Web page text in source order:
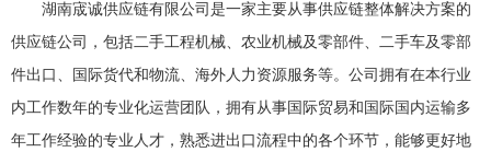
湖南宬诚供应链有限公司是一家主要从事供应链整体解决方案的
供应链公司，包括二手工程机械、农业机械及零部件、二手车及零部
件出口、国际货代和物流、海外人力资源服务等。公司拥有在本行业
内工作数年的专业化运营团队，拥有从事国际贸易和国际国内运输多
年工作经验的专业人才，熟悉进出口流程中的各个环节，能够更好地